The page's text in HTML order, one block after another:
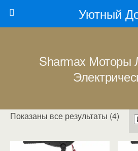
Уютный
Sharmax Моторы
Показаны все результаты (4)